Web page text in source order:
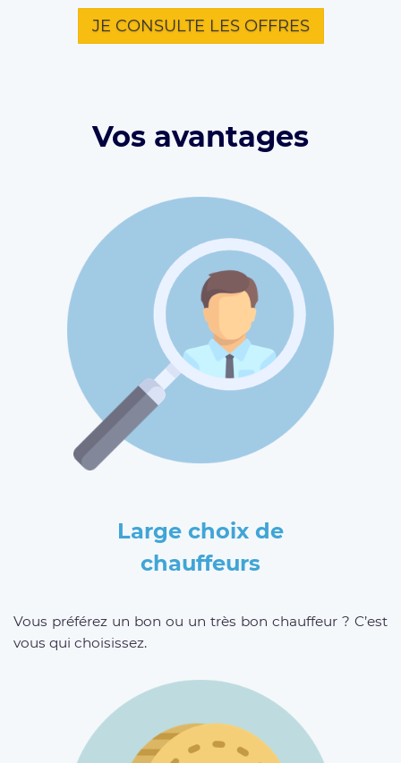
JE CONSULTE LES OFFRES
Vos avantages
Large choix de
chauffeurs
Vous préférez un bon ou un très bon chauffeur ? C’est
vous qui choisissez.